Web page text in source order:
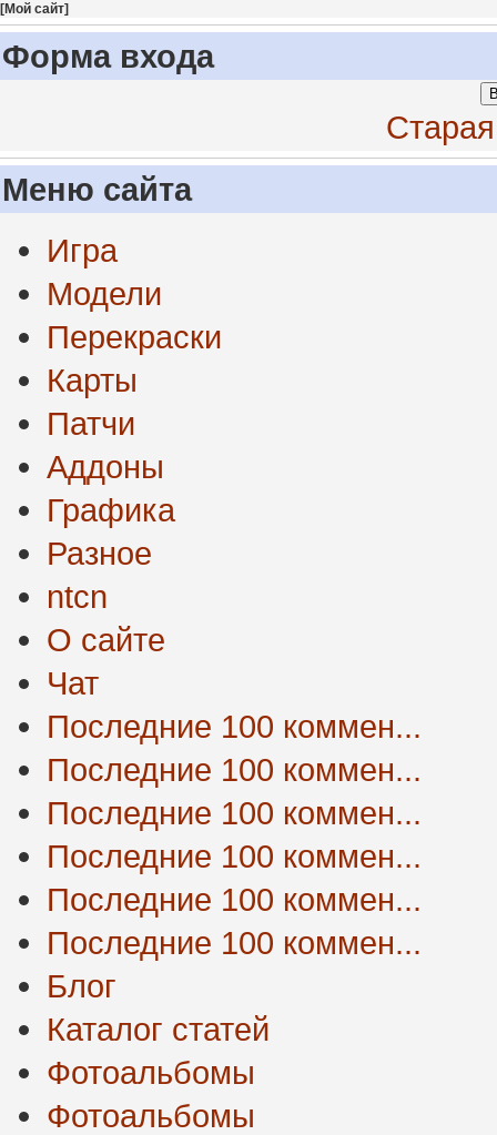
[Мой сайт]
Форма входа
Меню сайта
Игра
Модели
Перекраски
Карты
Патчи
Аддоны
Графика
Разное
ntcn
О сайте
Чат
Последние 100 коммен...
Последние 100 коммен...
Последние 100 коммен...
Последние 100 коммен...
Последние 100 коммен...
Последние 100 коммен...
Блог
Каталог статей
Фотоальбомы
Фотоальбомы